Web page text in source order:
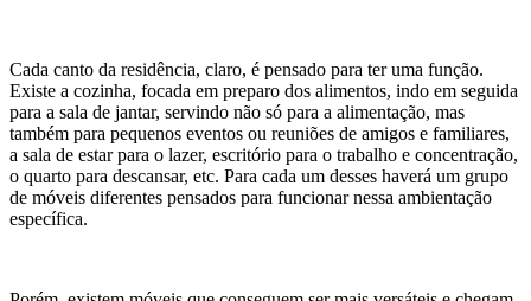
Cada canto da residência, claro, é pensado para ter uma função.
Existe a cozinha, focada em preparo dos alimentos, indo em seguida
para a sala de jantar, servindo não só para a alimentação, mas
também para pequenos eventos ou reuniões de amigos e familiares,
a sala de estar para o lazer, escritório para o trabalho e concentração,
o quarto para descansar, etc. Para cada um desses haverá um grupo
de móveis diferentes pensados para funcionar nessa ambientação
específica.